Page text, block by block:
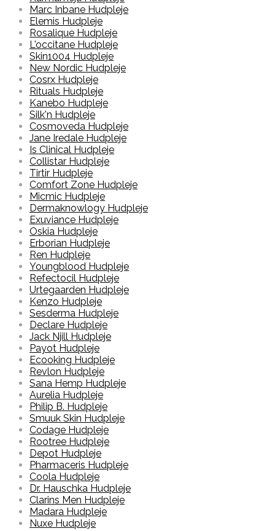
Marc Inbane Hudpleje
Elemis Hudpleje
Rosalique Hudpleje
L'occitane Hudpleje
Skin1004 Hudpleje
New Nordic Hudpleje
Cosrx Hudpleje
Rituals Hudpleje
Kanebo Hudpleje
Silk'n Hudpleje
Cosmoveda Hudpleje
Jane Iredale Hudpleje
Is Clinical Hudpleje
Collistar Hudpleje
Tirtir Hudpleje
Comfort Zone Hudpleje
Micmic Hudpleje
Dermaknowlogy Hudpleje
Exuviance Hudpleje
Oskia Hudpleje
Erborian Hudpleje
Ren Hudpleje
Youngblood Hudpleje
Refectocil Hudpleje
Urtegaarden Hudpleje
Kenzo Hudpleje
Sesderma Hudpleje
Declare Hudpleje
Jack Njill Hudpleje
Payot Hudpleje
Ecooking Hudpleje
Revlon Hudpleje
Sana Hemp Hudpleje
Aurelia Hudpleje
Philip B. Hudpleje
Smuuk Skin Hudpleje
Codage Hudpleje
Rootree Hudpleje
Depot Hudpleje
Pharmaceris Hudpleje
Coola Hudpleje
Dr. Hauschka Hudpleje
Clarins Men Hudpleje
Madara Hudpleje
Nuxe Hudpleje